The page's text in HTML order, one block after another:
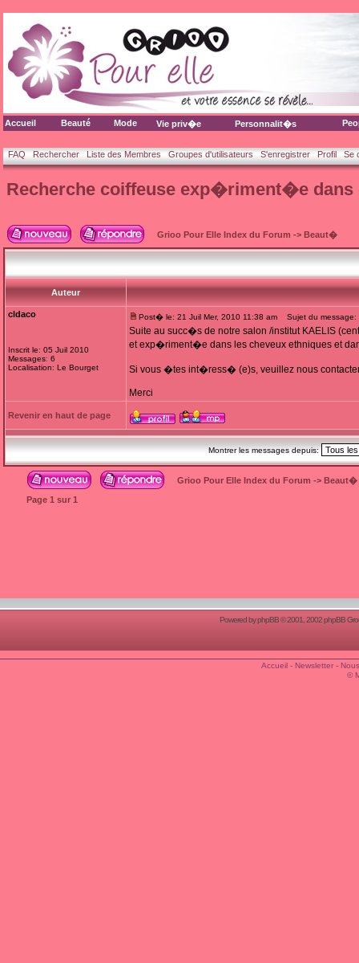
Accueil Beauté Mode Vie priv�e Personnalit�s
FAQ Rechercher Liste des Membres Groupes d'utilisateurs S'enregistrer Profil Se
Recherche coiffeuse exp�riment�e dans
Grioo Pour Elle Index du Forum -> Beaut�
Auteur
cldaco
Inscrit le: 05 Juil 2010
Messages: 6
Localisation: Le Bourget
Post� le: 21 Juil Mer, 2010 11:38 am Sujet du message:
Suite au succ�s de notre salon /institut KAELIS
et exp�riment�e dans les cheveux ethniques et
Si vous �tes int�ress� (e)s, veuillez nous
Merci
Revenir en haut de page
Montrer les messages depuis:
Grioo Pour Elle Index du Forum -> Beaut�
Page 1 sur 1
Powered byphpBB© 2001, 2002 phpBB
Accueil- Newsletter-
©